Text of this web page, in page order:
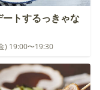
ートするっきゃな
) 19:00〜19:30